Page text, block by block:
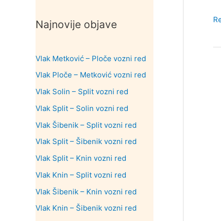
Najnovije objave
Vlak Metković – Ploče vozni red
Vlak Ploče – Metković vozni red
Vlak Solin – Split vozni red
Vlak Split – Solin vozni red
Vlak Šibenik – Split vozni red
Vlak Split – Šibenik vozni red
Vlak Split – Knin vozni red
Vlak Knin – Split vozni red
Vlak Šibenik – Knin vozni red
Vlak Knin – Šibenik vozni red